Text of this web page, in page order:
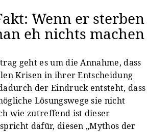
Wenn er sterben
eh nichts machen
geht es um die Annahme, dass
Krisen in ihrer Entscheidung
der Eindruck entsteht, dass
Lösungswege sie nicht
wie zutreffend ist dieser
dafür, diesen „Mythos der